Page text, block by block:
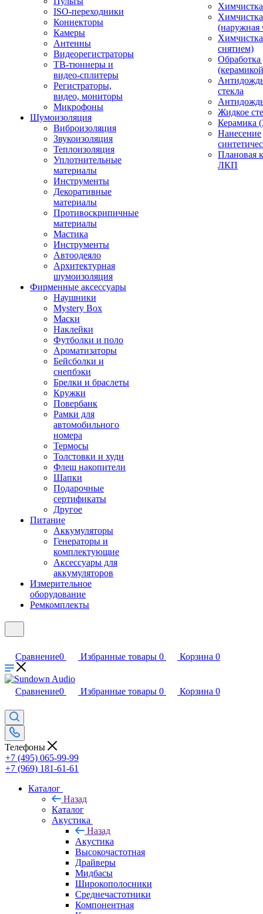
ISO-переходники
Коннекторы
Камеры
Антенны
Видеорегистраторы
ТВ-тюннеры и
видео-сплитеры
Регистраторы,
видео, мониторы
Микрофоны
Шумоизоляция
Виброизоляция
Звукоизоляция
Теплоизоляция
Уплотнительные
материалы
Инструменты
Декоративные
материалы
Противоскрипичные
материалы
Мастика
Инструменты
Автоодеяло
Архитектурная
шумоизоляция
Фирменные аксессуары
Наушники
Mystery Box
Маски
Наклейки
Футболки и поло
Ароматизаторы
Бейсболки и
снепбэки
Брелки и браслеты
Кружки
Повербанк
Рамки для
автомобильного
номера
Термосы
Толстовки и худи
Флеш накопители
Шапки
Подарочные
сертификаты
Другое
Питание
Аккумуляторы
Генераторы и
комплектующие
Аксессуары для
аккумуляторов
Измерительное
оборудование
Ремкомплекты
(наружная
снятием)
Обработка
стекла
Жидкое
Керамика
Нанесение
Плановая
ЛКП
Сравнение0 Избранные товары 0 Корзина 0
Сравнение0 Избранные товары 0 Корзина 0
Телефоны
+7 (495) 065-99-99
+7 (969) 181-61-61
Каталог
Назад
Каталог
Акустика
Назад
Акустика
Высокочастотная
Драйверы
Мидбасы
Широкополосники
Среднечастотники
Компонентная